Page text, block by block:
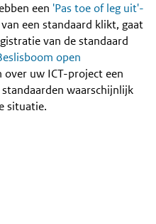
een 'Pas toe of leg uit'-
een standaard klikt, gaat
van de standaard
open
over uw ICT-project een
waarschijnlijk
situatie.